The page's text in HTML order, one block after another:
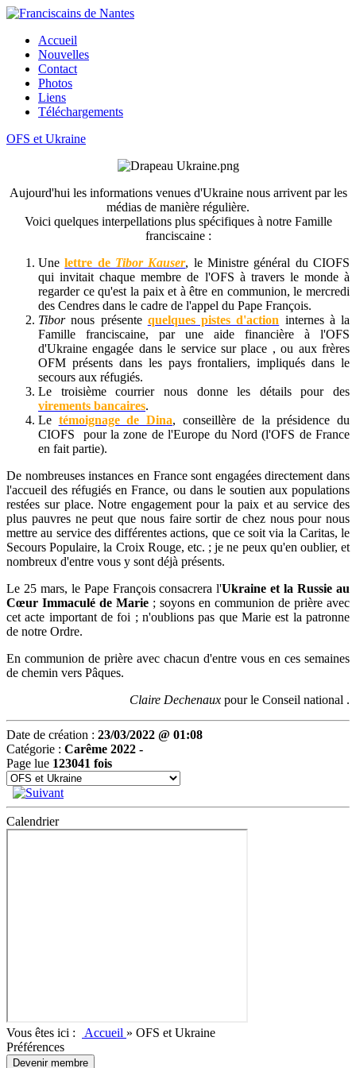
Accueil
Nouvelles
Contact
Photos
Liens
Téléchargements
OFS et Ukraine
Aujourd'hui les informations venues d'Ukraine nous arrivent par les
médias de manière régulière.
Voici quelques interpellations plus spécifiques à notre Famille
franciscaine :
Unelettre de Tibor Kauser, le Ministre général du CIOFS
qui invitait chaque membre de l'OFS à travers le monde à
regarder ce qu'est la paix et à être en communion, le mercredi
des Cendres dans le cadre de l'appel du Pape François.
Tibornous présente quelques pistes d'action internes à la
Famille franciscaine, par une aide financière à l'OFS
d'Ukraine engagée dans le service sur place , ou aux frères
OFM présents dans les pays frontaliers, impliqués dans le
secours aux réfugiés.
Le troisième courrier nous donne les détails pour des
virements bancaires.
Le témoignage de Dina, conseillère de la présidence du
CIOFS pour la zone de l'Europe du Nord (l'OFS de France
en fait partie).
De nombreuses instances en France sont engagées directement dans
l'accueil des réfugiés en France, ou dans le soutien aux populations
restées sur place. Notre engagement pour la paix et au service des
plus pauvres ne peut que nous faire sortir de chez nous pour nous
mettre au service des différentes actions, que ce soit via la Caritas, le
Secours Populaire, la Croix Rouge, etc. ; je ne peux qu'en oublier, et
nombreux d'entre vous y sont déjà présents.
Le 25 mars, le Pape François consacrera l'Ukraine et la Russie au
Cœur Immaculé de Marie ; soyons en communion de prière avec
cet acte important de foi ; n'oublions pas que Marie est la patronne
de notre Ordre.
En communion de prière avec chacun d'entre vous en ces semaines
de chemin vers Pâques.
Claire Dechenaux pour le Conseil national .
Date de création : 23/03/2022 @ 01:08
Catégorie : Carême 2022 -
Page lue 123041 fois
Calendrier
Vous êtes ici : Accueil » OFS et Ukraine
Préférences
Devenir membre